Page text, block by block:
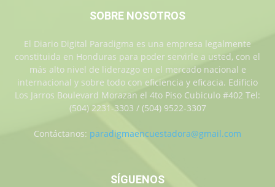
SOBRE NOSOTROS
El Diario Digital Paradigma es una empresa legalmente
constituida en Honduras para poder servirle a usted, con el
más alto nivel de liderazgo en el mercado nacional e
internacional y sobre todo con eficiencia y eficacia. Edificio
Los Jarros Boulevard Morazan el 4to Piso Cubiculo #402 Tel:
(504) 2231-3303 / (504) 9522-3307
Contáctanos: paradigmaencuestadora@gmail.com
SÍGUENOS